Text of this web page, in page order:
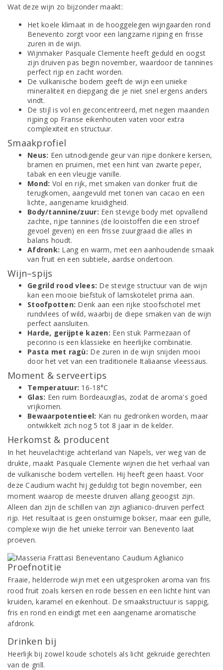
Wat deze wijn zo bijzonder maakt:
Het koele klimaat in de hooggelegen wijngaarden rond
Benevento zorgt voor een langzame rijping en frisse
zuren in de wijn.
Wijnmaker Pasquale Clemente heeft geduld en oogst
zijn druiven pas begin november, waardoor de tannines
perfect rijp en zacht worden.
De vulkanische bodem geeft de wijn een unieke
mineraliteit en diepgang die je niet snel ergens anders
vindt.
De stijl is vol en geconcentreerd, met negen maanden
rijping op Franse eikenhouten vaten voor extra
complexiteit en structuur.
Smaakprofiel
Neus: Een uitnodigende geur van rijpe donkere kersen,
bramen en pruimen, met een hint van zwarte peper,
tabak en een vleugje vanille.
Mond: Vol en rijk, met smaken van donker fruit die
terugkomen, aangevuld met tonen van cacao en een
lichte, aangename kruidigheid.
Body/tannine/zuur: Een stevige body met opvallend
zachte, rijpe tannines (de looistoffen die een stroef
gevoel geven) en een frisse zuurgraad die alles in
balans houdt.
Afdronk: Lang en warm, met een aanhoudende smaak
van fruit en een subtiele, aardse ondertoon.
Wijn–spijs
Gegrild rood vlees: De stevige structuur van de wijn
kan een mooie biefstuk of lamskotelet prima aan.
Stoofpotten: Denk aan een rijke stoofschotel met
rundvlees of wild, waarbij de diepe smaken van de wijn
perfect aansluiten.
Harde, gerijpte kazen: Een stuk Parmezaan of
pecorino is een klassieke en heerlijke combinatie.
Pasta met ragù: De zuren in de wijn snijden mooi
door het vet van een traditionele Italiaanse vleessaus.
Moment & serveertips
Temperatuur: 16-18°C
Glas: Een ruim Bordeauxglas, zodat de aroma's goed
vrijkomen.
Bewaarpotentieel: Kan nu gedronken worden, maar
ontwikkelt zich nog 5 tot 8 jaar in de kelder.
Herkomst & producent
In het heuvelachtige achterland van Napels, ver weg van de
drukte, maakt Pasquale Clemente wijnen die het verhaal van
de vulkanische bodem vertellen. Hij heeft geen haast. Voor
deze Caudium wacht hij geduldig tot begin november, een
moment waarop de meeste druiven allang geoogst zijn.
Alleen dan zijn de schillen van zijn aglianico-druiven perfect
rijp. Het resultaat is geen onstuimige bokser, maar een gulle,
complexe wijn die het unieke terroir van Benevento laat
proeven.
Proefnotitie
Fraaie, helderrode wijn met een uitgesproken aroma van fris
rood fruit zoals kersen en rode bessen en een lichte hint van
kruiden, karamel en eikenhout. De smaakstructuur is sappig,
fris en rond en eindigt met een aangename aromatische
afdronk.
Drinken bij
Heerlijk bij zowel koude schotels als licht gekruide gerechten
van de grill.